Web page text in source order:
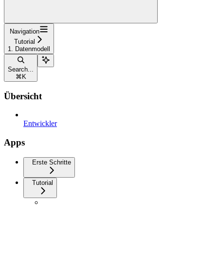
Navigation
Tutorial
1. Datenmodell
Search...
⌘ K
Übersicht
Entwickler
Apps
Erste Schritte
Tutorial